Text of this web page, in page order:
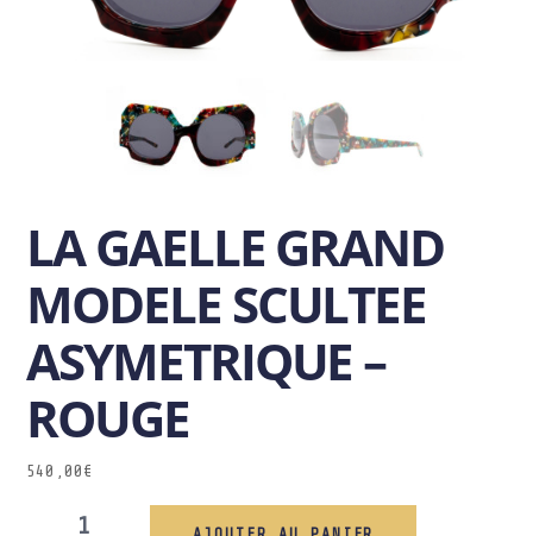
LA GAELLE GRAND
MODELE SCULTEE
ASYMETRIQUE –
ROUGE
540,00 €